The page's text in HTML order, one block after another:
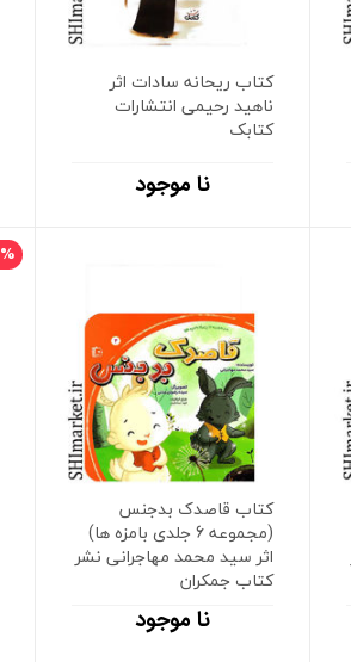
کتاب ریحانه سادات اثر
ناهید رحیمی انتشارات
کتابک
نا موجود
کتاب قاصدک بدجنس
(مجموعه 6 جلدی بامزه ها)
اثر سید محمد مهاجرانی نشر
کتاب جمکران
نا موجود
%